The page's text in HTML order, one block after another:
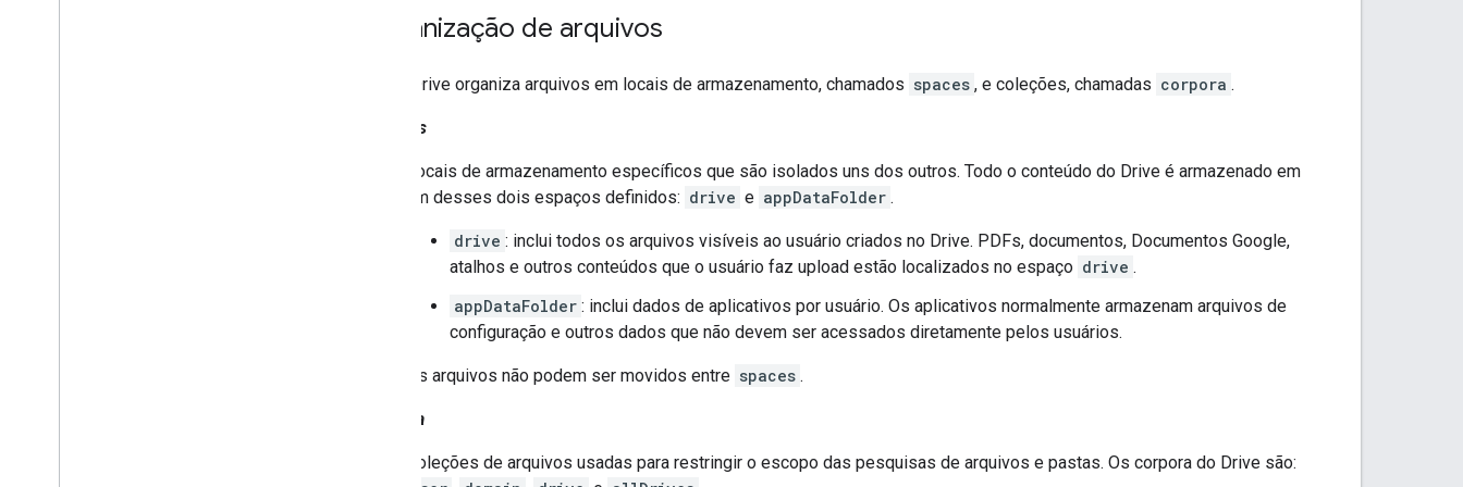
Organização de arquivos
A API Drive organiza arquivos em locais de armazenamento, chamados spaces , e coleções, chamadas corpora .
Espaços
Locais de armazenamento específicos que são isolados uns dos outros. Todo o conteúdo do Drive é armazenado em
um desses dois espaços definidos: drive e appDataFolder .
drive : inclui todos os arquivos visíveis ao usuário criados no Drive. PDFs, documentos, Documentos Google,
atalhos e outros conteúdos que o usuário faz upload estão localizados no espaço drive .
appDataFolder : inclui dados de aplicativos por usuário. Os aplicativos normalmente armazenam arquivos de
configuração e outros dados que não devem ser acessados diretamente pelos usuários.
Os arquivos não podem ser movidos entre spaces .
Corpora
Coleções de arquivos usadas para restringir o escopo das pesquisas de arquivos e pastas. Os corpora do Drive são: